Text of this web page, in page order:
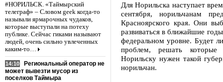
#НОРИЛЬСК. «Таймырский
телеграф» – Словом geek когда-то
называли ярмарочных чудаков,
которые выступали на потеху
публике. Сейчас гиками называют
людей, очень сильно увлеченных
каким-то…
14:10
Региональный оператор не
может вывезти мусор из
поселков Таймыра
Для Норильска наступает
сентября, норильчанам
Красноярского края. Они
развиваться в ближайшие
федеральном уровне. Будет
проблем, решать которые
Норильску нужен такой
норильчан.